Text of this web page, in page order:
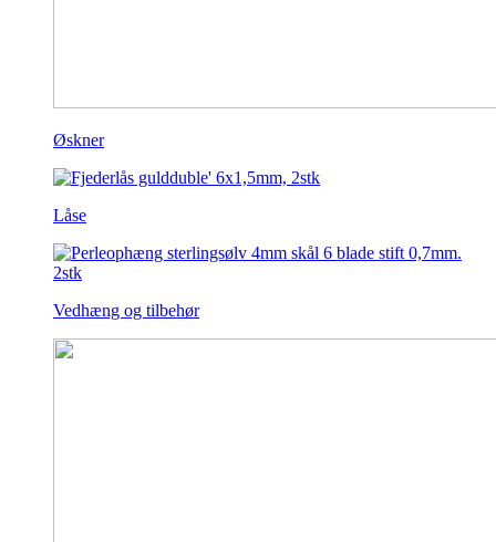
Øskner
Låse
Vedhæng og tilbehør